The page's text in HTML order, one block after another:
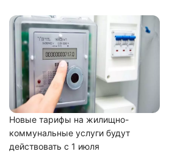
Новые тарифы на жилищно-
коммунальные услуги будут
действовать с 1 июля
Нажимая на кнопку
соглашаетесь сполитикой